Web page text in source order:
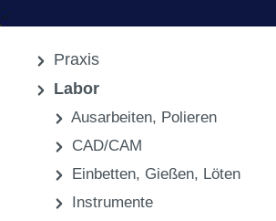
Praxis
Labor
Ausarbeiten, Polieren
CAD/CAM
Einbetten, Gießen, Löten
Instrumente